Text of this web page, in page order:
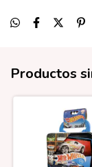
Productos